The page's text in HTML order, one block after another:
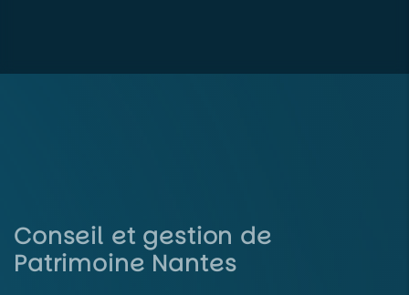
Conseil et gestion de
Patrimoine Nantes